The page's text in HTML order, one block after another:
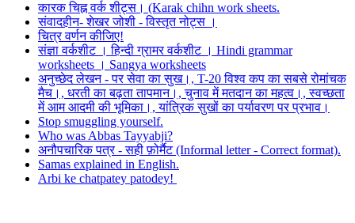
कारक चिह्न वर्क शीट्स। (Karak chihn work sheets.
संवादहीन- शेखर जोशी - विस्तृत नोट्स ।
चित्र वर्णन कीजिए!
संज्ञा वर्कशीट । हिन्दी ग्रामर वर्कशीट । Hindi grammar
worksheets । Sangya worksheets
अनुच्छेद लेखन - पर सेवा का सुख।, T-20 विश्व कप का सबसे रोमांचक
मैच।, धरती का बढ़ता तापमान।, चुनाव में मतदान का महत्व।, स्वच्छता
में आम आदमी की भूमिका।, यांत्रिक सुखों का पर्यावरण पर प्रभाव।
Stop smuggling yourself.
Who was Abbas Tayyabji?
अनौपचारिक पत्र - सही फ़ोर्मैट (Informal letter - Correct format).
Samas explained in English.
Arbi ke chatpatey patodey!